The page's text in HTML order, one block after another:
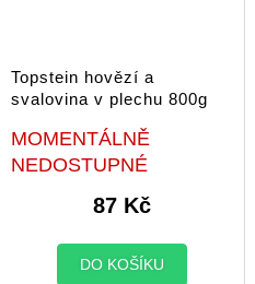
Topstein hovězí a
svalovina v plechu 800g
Průměrné
hodnocení
produktu
5,0
hvězdiček.
MOMENTÁLNĚ
NEDOSTUPNÉ
87 Kč
DO KOŠÍKU